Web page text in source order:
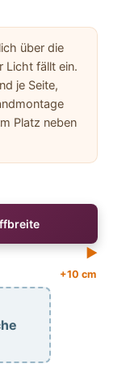
über die
Licht fällt ein.
je Seite,
Platz neben
►
+10 cm